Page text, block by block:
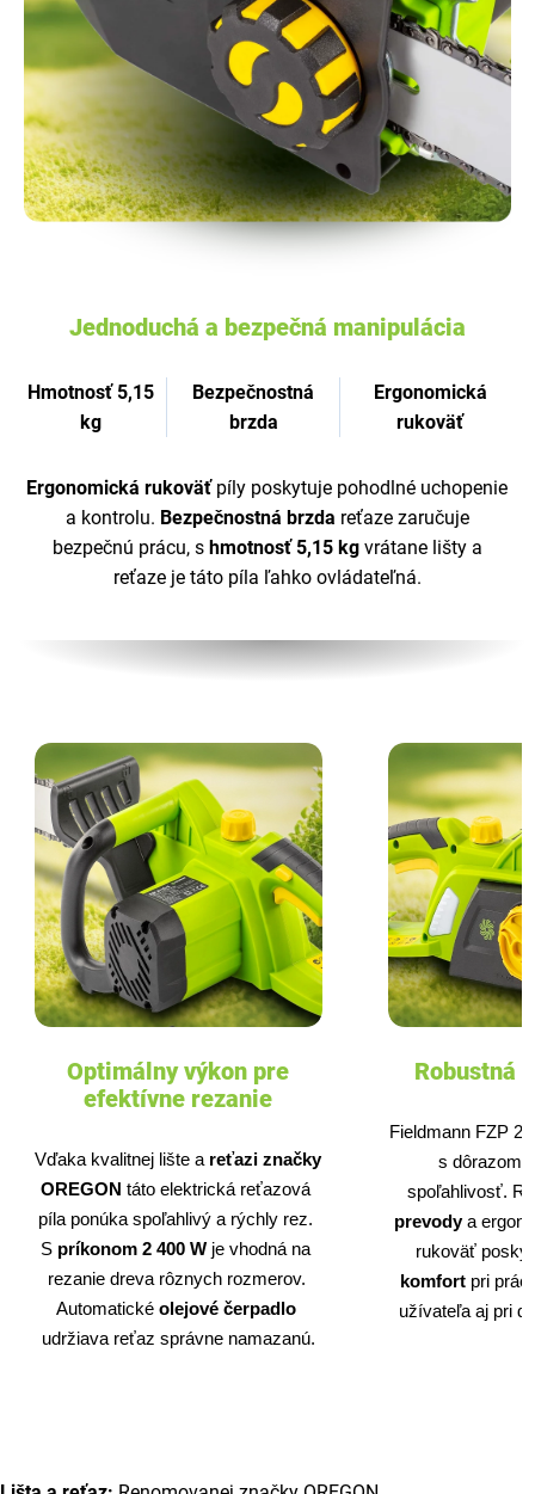
Jednoduchá a bezpečná manipulácia
Hmotnosť 5,15
kg
Bezpečnostná
brzda
Ergonomická
rukoväť
Ergonomická rukoväťpíly poskytuje pohodlné uchopenie
a kontrolu. Bezpečnostná brzda reťaze zaručuje
bezpečnú prácu, s hmotnosť 5,15 kgvrátane lišty a
reťaze je táto píla ľahko ovládateľná.
Optimálny výkon pre
efektívne rezanie
Vďaka kvalitnej lište a reťazi značky
OREGON táto elektrická reťazová
píla ponúka spoľahlivý a rýchly rez.
S príkonom 2 400 W je vhodná na
rezanie dreva rôznych rozmerov.
Automatické olejové čerpadlo
udržiava reťaz správne namazanú.
Robustná
Fieldmann FZP
s dôrazom
spoľahlivosť.
prevody a
rukoväť
komfort pri
užívateľa aj pri